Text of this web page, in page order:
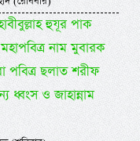
হুযূর পাক
নাম মুবারক
পবিত্র ছলাত শরীফ
ধ্বংস ও জাহান্নাম